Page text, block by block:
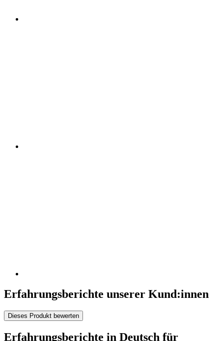
Erfahrungsberichte unserer Kund:innen
Dieses Produkt bewerten
Erfahrungsberichte in Deutsch für